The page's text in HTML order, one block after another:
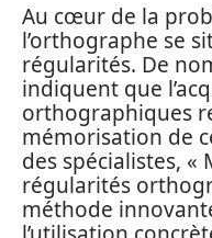
Au cœur de la
l’orthographe se
régularités. De
indiquent que
orthographiques
mémorisation de
des spécialistes,
régularités
méthode